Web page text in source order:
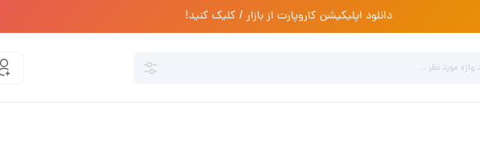
دانلود اپلیکیشن کاروپارت از بازار / کلیک کنید!